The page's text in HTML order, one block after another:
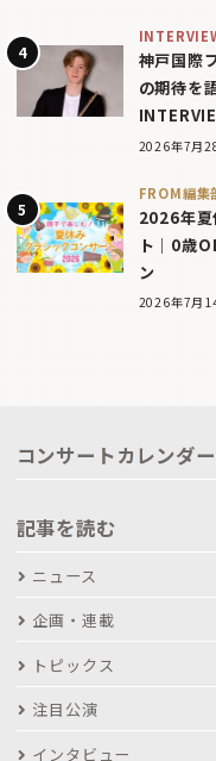
神戸国際
の期待を
2026年7月
FROM編集
2026年
ト｜0歳
ン
2026年7月
コンサートカレンダー
記事を読む
ニュース
企画・連載
トピックス
注目公演
インタビュー